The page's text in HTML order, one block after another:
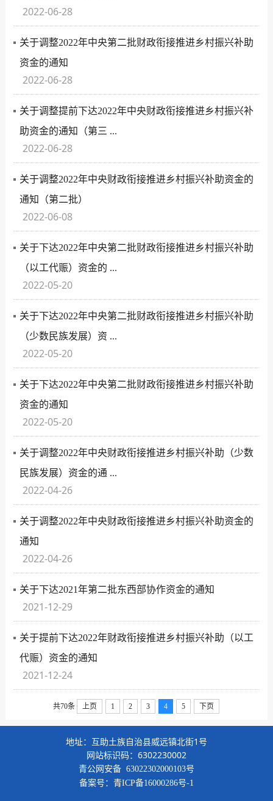
2022-06-28
关于调整2022年中央第二批财政衔接推进乡村振兴补助
资金的通知
2022-06-28
关于调整提前下达2022年中央财政衔接推进乡村振兴补
助资金的通知（第三 ...
2022-06-28
关于调整2022年中央财政衔接推进乡村振兴补助资金的
通知（第二批）
2022-06-08
关于下达2022年中央第二批财政衔接推进乡村振兴补助
（以工代赈）资金的 ...
2022-05-20
关于下达2022年中央第二批财政衔接推进乡村振兴补助
（少数民族发展）资 ...
2022-05-20
关于下达2022年中央第二批财政衔接推进乡村振兴补助
资金的通知
2022-05-20
关于调整2022年中央财政衔接推进乡村振兴补助（少数
民族发展）资金的通 ...
2022-04-26
关于调整2022年中央财政衔接推进乡村振兴补助资金的
通知
2022-04-26
关于下达2021年第二批东西部协作资金的通知
2021-12-29
关于提前下达2022年财政衔接推进乡村振兴补助（以工
代赈）资金的通知
2021-12-24
共70条 上页 1 2 3 4 5 下页
地址：互助土族自治县威远镇北街1号
网站标识码：6302230002
青公网安备 63022302000103号
备案号： 青ICP备16000286号-1